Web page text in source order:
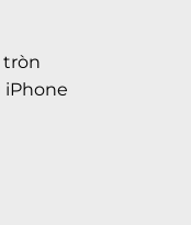
tròn
iPhone